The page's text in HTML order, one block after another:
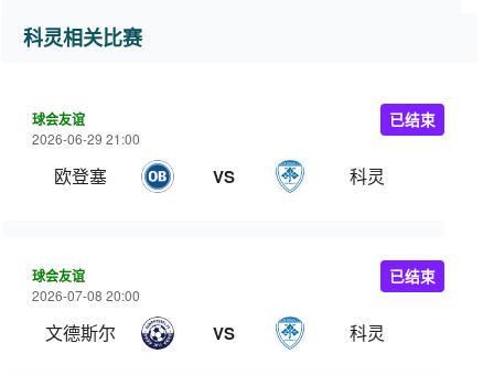
科灵相关比赛
球会友谊
2026-06-29 21:00
欧登塞 VS 科灵
已结束
球会友谊
2026-07-08 20:00
文德斯尔 VS 科灵
已结束